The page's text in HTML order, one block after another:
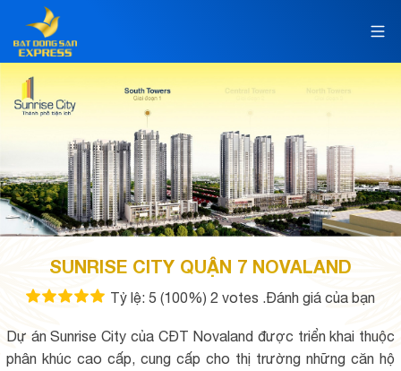
SUNRISE CITY QUẬN 7 NOVALAND
Tỷ lệ: 5 (100%) 2 votes .Đánh giá của bạn
Dự án Sunrise City của CĐT Novaland được triển khai thuộc
phân khúc cao cấp, cung cấp cho thị trường những căn hộ